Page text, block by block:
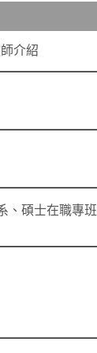
介紹
、 碩士在職專班